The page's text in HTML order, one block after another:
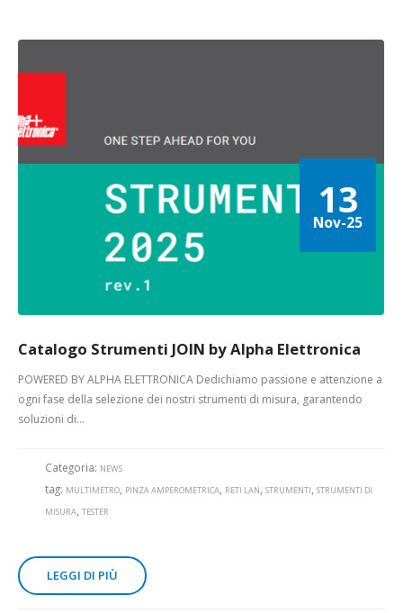
13
Nov-25
Catalogo Strumenti JOIN by Alpha Elettronica
POWERED BY ALPHA ELETTRONICA Dedichiamo passione e attenzione a
ogni fase della selezione dei nostri strumenti di misura, garantendo
soluzioni di...
Categoria: NEWS
tag: MULTIMETRO PINZA AMPEROMETRICA RETI LAN STRUMENTI STRUMENTI DI
MISURA TESTER
LEGGI DI PIÙ